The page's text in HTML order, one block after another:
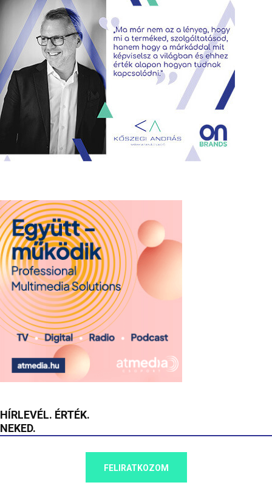
HÍRLEVÉL. ÉRTÉK.
NEKED.
FELIRATKOZOM